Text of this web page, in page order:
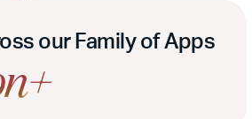
our Family of Apps